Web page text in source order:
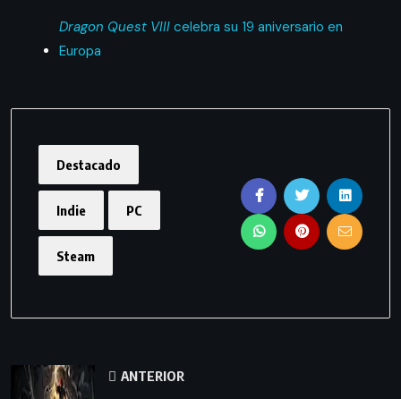
Dragon Quest VIIIcelebra su 19 aniversario en
Europa
Destacado
Indie PC
Steam
ANTERIOR